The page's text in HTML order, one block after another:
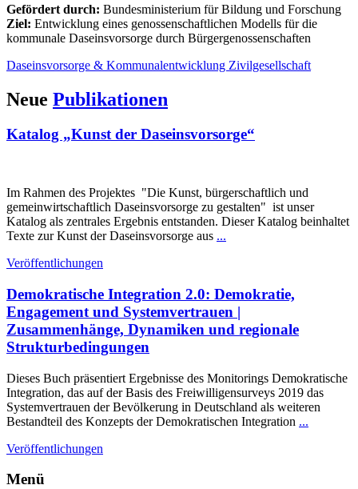
Gefördert durch: Bundesministerium für Bildung und Forschung
Ziel: Entwicklung eines genossenschaftlichen Modells für die
kommunale Daseinsvorsorge durch Bürgergenossenschaften
Daseinsvorsorge & Kommunalentwicklung Zivilgesellschaft
Neue Publikationen
Katalog „Kunst der Daseinsvorsorge“
Im Rahmen des Projektes "Die Kunst, bürgerschaftlich und
gemeinwirtschaftlich Daseinsvorsorge zu gestalten" ist unser
Katalog als zentrales Ergebnis entstanden. Dieser Katalog beinhaltet
Texte zur Kunst der Daseinsvorsorge aus ...
Veröffentlichungen
Demokratische Integration 2.0: Demokratie,
Engagement und Systemvertrauen |
Zusammenhänge, Dynamiken und regionale
Strukturbedingungen
Dieses Buch präsentiert Ergebnisse des Monitorings Demokratische
Integration, das auf der Basis des Freiwilligensurveys 2019 das
Systemvertrauen der Bevölkerung in Deutschland als weiteren
Bestandteil des Konzepts der Demokratischen Integration ...
Veröffentlichungen
Menü